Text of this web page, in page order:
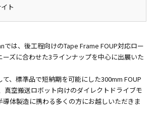
ト
では、後工程向けのTape Frame FOUP対応ロー
ーズに合わせた3ラインナップを中心に出展いた
、標準品で短納期を可能にした300mm FOUP
真空搬送ロボット向けのダイレクトドライブモ
導体製造に携わる多くの方にお越しいただきま